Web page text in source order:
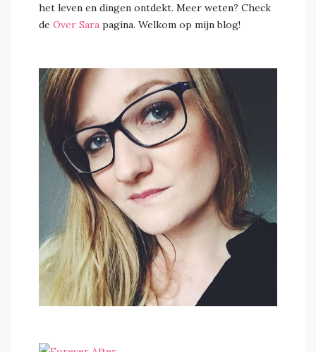
het leven en dingen ontdekt. Meer weten? Check
de Over Sara pagina. Welkom op mijn blog!